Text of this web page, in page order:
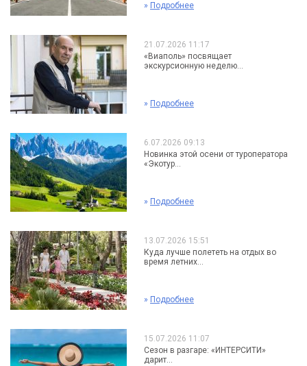
» Подробнее
21.07.2026 11:17
«Виаполь» посвящает
экскурсионную неделю...
» Подробнее
6.07.2026 09:13
Новинка этой осени от туроператора
«Экотур...
» Подробнее
13.07.2026 15:51
Куда лучше полететь на отдых во
время летних...
» Подробнее
15.07.2026 11:07
Сезон в разгаре: «ИНТЕРСИТИ»
дарит...